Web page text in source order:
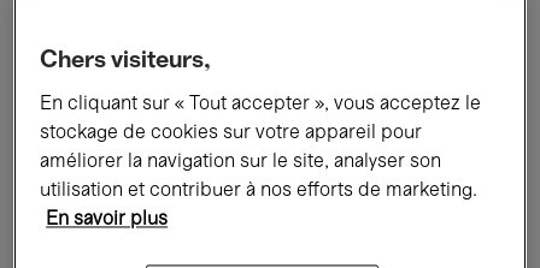
Tous les événements Concerts
Expositions Films Performances
Rencontres & Débats
Chers visiteurs,
En cliquant sur « Tout accepter », vous acceptez le
stockage de cookies sur votre appareil pour
améliorer la navigation sur le site, analyser son
utilisation et contribuer à nos efforts de marketing.
En savoir plus